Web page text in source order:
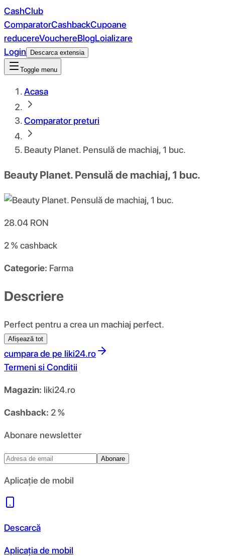
CashClub
ComparatorCashbackCupoane
reducereVouchereBlogLoializare
Login
Descarca extensia
Toggle menu
Acasa
Comparator preturi
Beauty Planet. Pensulă de machiaj, 1 buc.
Beauty Planet. Pensulă de machiaj, 1 buc.
28.04 RON
2 %cashback
Categorie: Farma
Descriere
Perfect pentru a crea un machiaj perfect.
Afișează tot
cumpara de pe liki24.ro
Termeni si Conditii
Magazin: liki24.ro
Cashback: 2 %
Abonare newsletter
Abonare
Aplicație de mobil
Descarcă
Aplicația de mobil